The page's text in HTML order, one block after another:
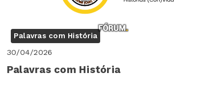
Palavras com História
30/04/2026
Palavras com História